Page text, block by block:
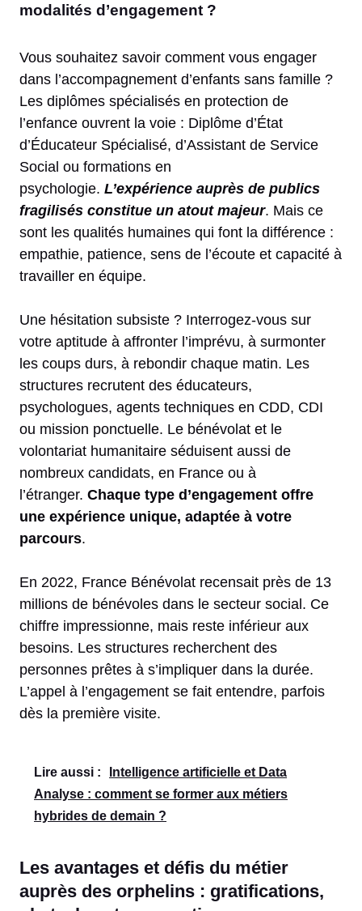
modalités d’engagement ?
Vous souhaitez savoir comment vous engager
dans l’accompagnement d’enfants sans famille ?
Les diplômes spécialisés en protection de
l’enfance ouvrent la voie : Diplôme d’État
d’Éducateur Spécialisé, d’Assistant de Service
Social ou formations en
psychologie. L’expérience auprès de publics
fragilisés constitue un atout majeur. Mais ce
sont les qualités humaines qui font la différence :
empathie, patience, sens de l’écoute et capacité à
travailler en équipe.
Une hésitation subsiste ? Interrogez-vous sur
votre aptitude à affronter l’imprévu, à surmonter
les coups durs, à rebondir chaque matin. Les
structures recrutent des éducateurs,
psychologues, agents techniques en CDD, CDI
ou mission ponctuelle. Le bénévolat et le
volontariat humanitaire séduisent aussi de
nombreux candidats, en France ou à
l’étranger. Chaque type d’engagement offre
une expérience unique, adaptée à votre
parcours.
En 2022, France Bénévolat recensait près de 13
millions de bénévoles dans le secteur social. Ce
chiffre impressionne, mais reste inférieur aux
besoins. Les structures recherchent des
personnes prêtes à s’impliquer dans la durée.
L’appel à l’engagement se fait entendre, parfois
dès la première visite.
Lire aussi :
Intelligence artificielle et Data
Analyse : comment se former aux métiers
hybrides de demain ?
Les avantages et défis du métier
auprès des orphelins : gratifications,